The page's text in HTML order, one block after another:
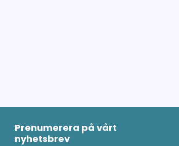
Prenumerera på vårt
nyhetsbrev